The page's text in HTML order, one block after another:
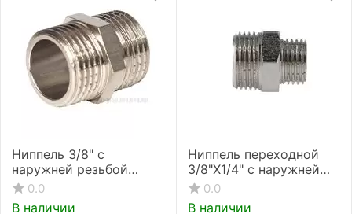
Ниппель 3/8" c
наружней резьбой
никелированный Stout
SFT-0004-003838
0.0
В наличии
Ниппель переходной
3/8"X1/4" c наружней
резьбой
никелированный Stout
0.0
В наличии